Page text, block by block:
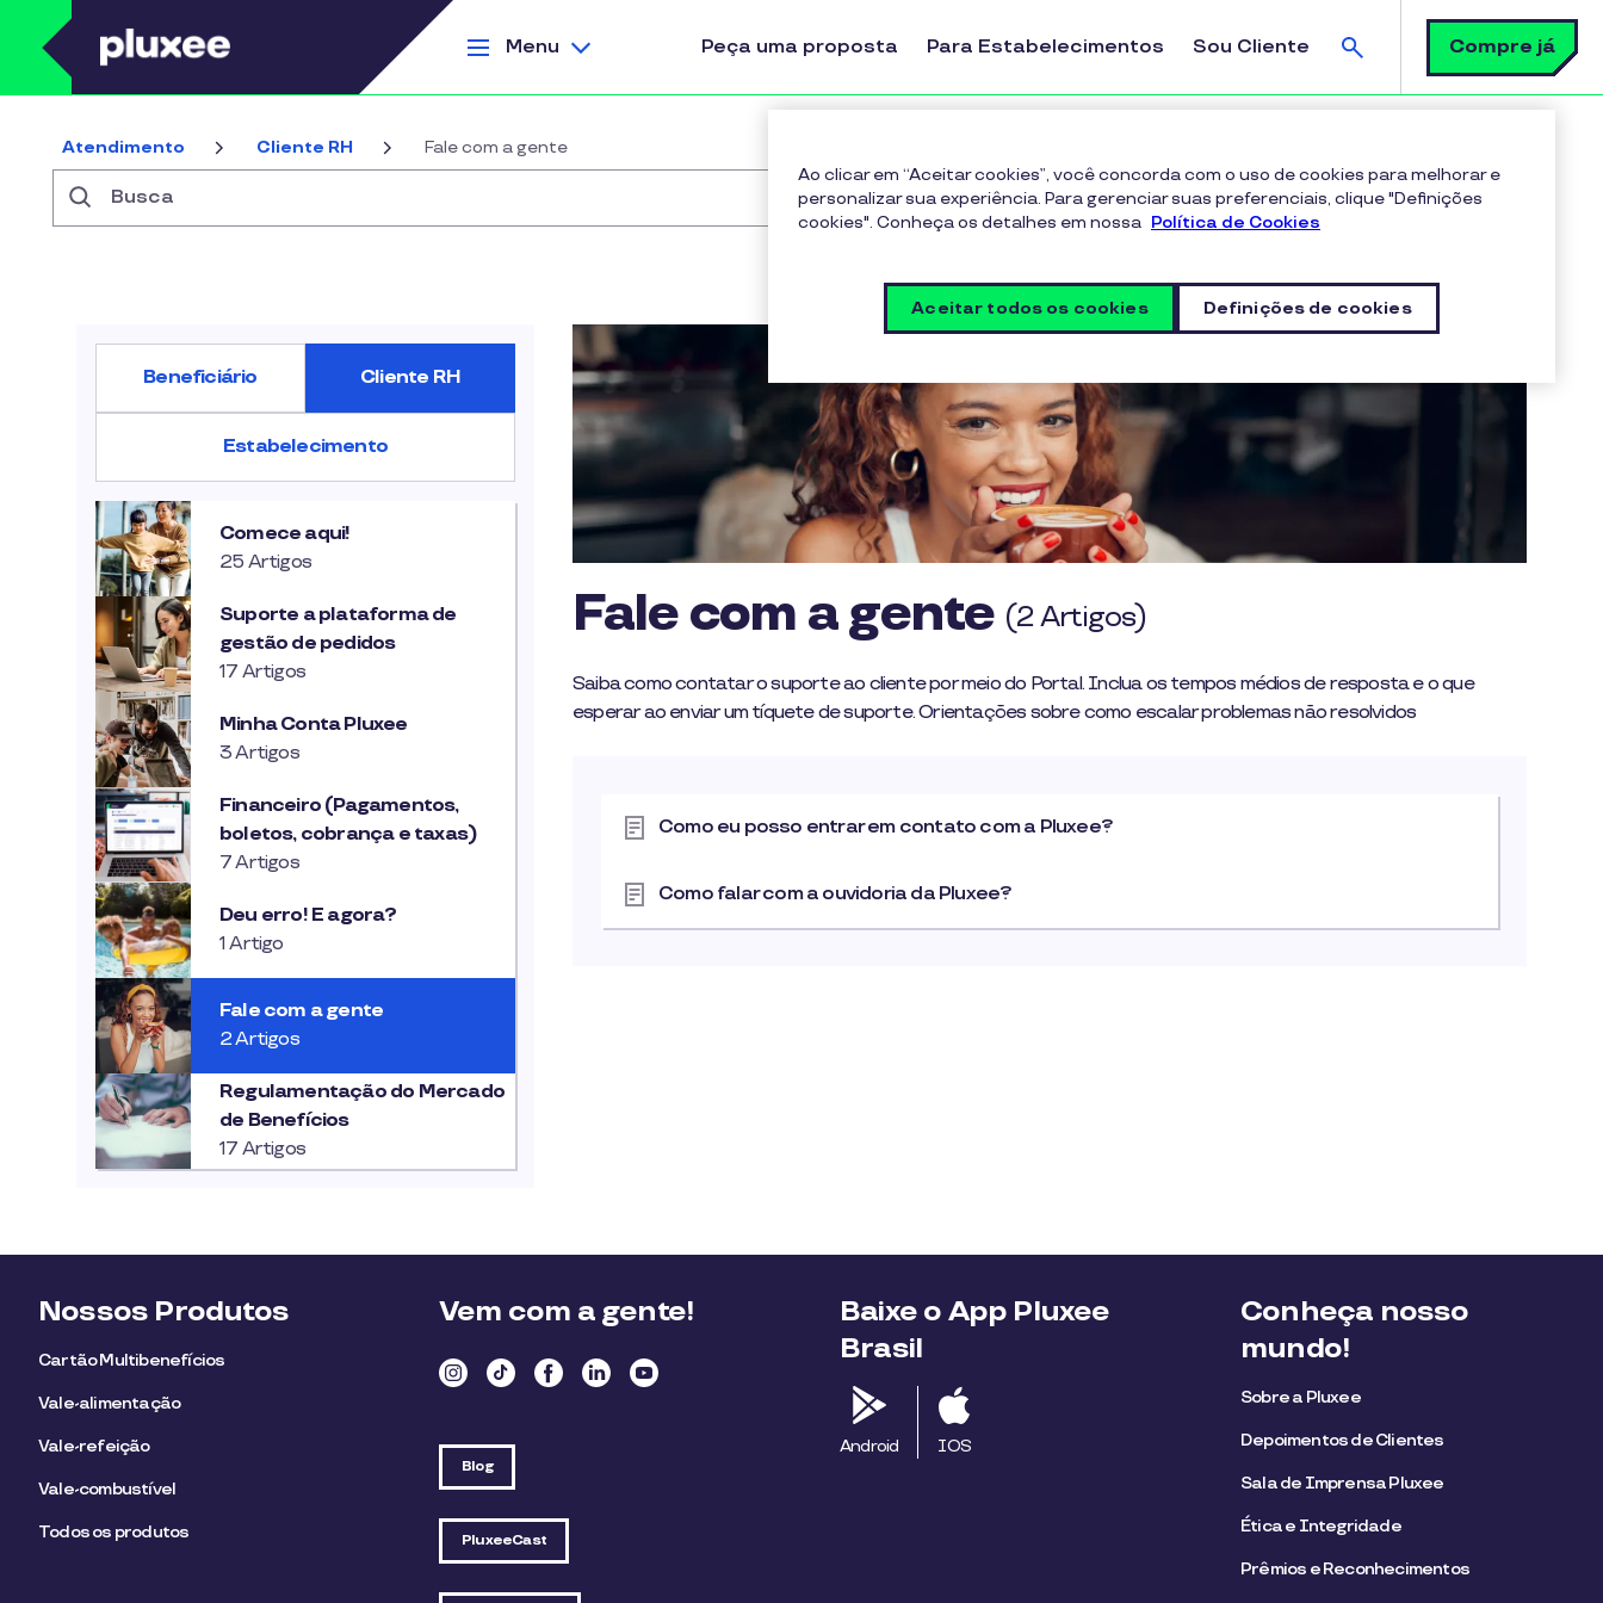
Pular para o conteúdo principal
Menu
Peça uma proposta Para Estabelecimentos Sou Cliente
Busca
Compre já
Atendimento Cliente RH Fale com a gente
Beneficiário Cliente RH
Estabelecimento
Comece aqui!
25 Artigos
Suporte a plataforma de
gestão de pedidos
17 Artigos
Minha Conta Pluxee
3 Artigos
Financeiro (Pagamentos,
boletos, cobrança e taxas)
7 Artigos
Deu erro! E agora?
1 Artigo
Fale com a gente
2 Artigos
Regulamentação do Mercado
de Benefícios
17 Artigos
Fale com a gente (2 Artigos)
Saiba como contatar o suporte ao cliente por meio do Portal. Inclua os tempos médios de resposta e o que
esperar ao enviar um tíquete de suporte. Orientações sobre como escalar problemas não resolvidos
Como eu posso entrar em contato com a Pluxee?
Como falar com a ouvidoria da Pluxee?
Nossos Produtos
Cartão Multibenefícios
Vale-alimentação
Vale-refeição
Vale-combustível
Todos os produtos
Vem com a gente!
Blog
PluxeeCast
Baixe o App Pluxee
Brasil
Android IOS
Conheça nosso
mundo!
Sobre a Pluxee
Depoimentos de Clientes
Sala de Imprensa Pluxee
Ética e Integridade
Prêmios e Reconhecimentos
Ao clicar em “Aceitar cookies”, você concorda com o uso de cookies para melhorar e
personalizar sua experiência. Para gerenciar suas preferenciais, clique "Definições
cookies". Conheça os detalhes em nossa Política de Cookies
Definições de cookies
Aceitar todos os cookies